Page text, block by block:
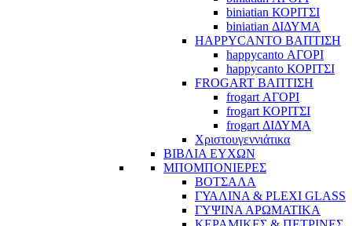
biniatian ΚΟΡΙΤΣΙ
biniatian ΔΙΔΥΜΑ
HAPPYCANTO ΒΑΠΤΙΣΗ
happycanto ΑΓΟΡΙ
happycanto ΚΟΡΙΤΣΙ
FROGART ΒΑΠΤΙΣΗ
frogart ΑΓΟΡΙ
frogart ΚΟΡΙΤΣΙ
frogart ΔΙΔΥΜΑ
Χριστουγεννιάτικα
ΒΙΒΛΙΑ ΕΥΧΩΝ
ΜΠΟΜΠΟΝΙΕΡΕΣ
ΒΟΤΣΑΛΑ
ΓΥΑΛΙΝΑ & PLEXI GLASS
ΓΥΨΙΝΑ ΑΡΩΜΑΤΙΚΑ